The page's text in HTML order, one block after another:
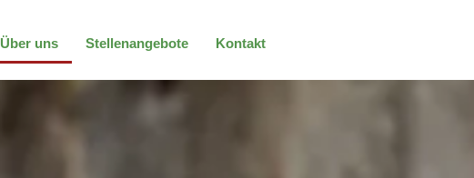
Über uns Stellenangebote Kontakt